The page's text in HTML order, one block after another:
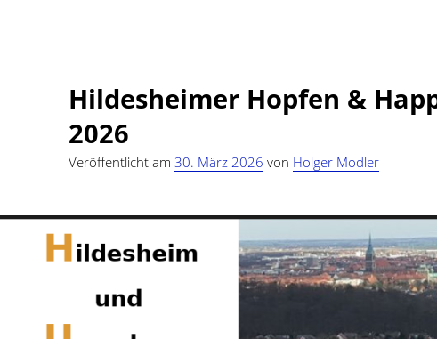
2026
Hildesheimer Hopfen &
2026
Veröffentlicht am 30. März 2026 von Holger Modler